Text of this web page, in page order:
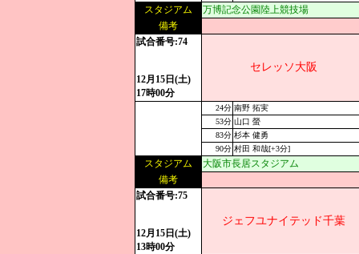
スタジアム
万博記念公園陸上競技場
備考
試合番号:74
12月15日(土)
17時00分
セレッソ大阪
24分 南野 拓実
53分 山口 螢
83分 杉本 健勇
90分 村田 和哉[+3分]
スタジアム
大阪市長居スタジアム
備考
試合番号:75
12月15日(土)
13時00分
ジェフユナイテッド千葉